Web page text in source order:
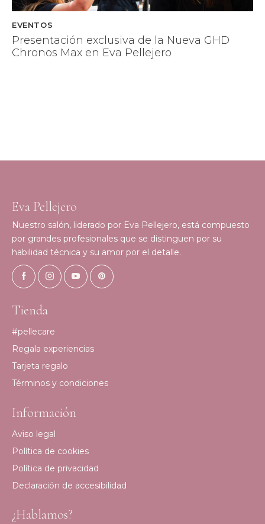
EVENTOS
Presentación exclusiva de la Nueva GHD
Chronos Max en Eva Pellejero
Eva Pellejero
Nuestro salón, liderado por Eva Pellejero, está compuesto
por grandes profesionales que se distinguen por su
habilidad técnica y su amor por el detalle.
Tienda
#pellecare
Regala experiencias
Tarjeta regalo
Términos y condiciones
Información
Aviso legal
Política de cookies
Política de privacidad
Declaración de accesibilidad
¿Hablamos?